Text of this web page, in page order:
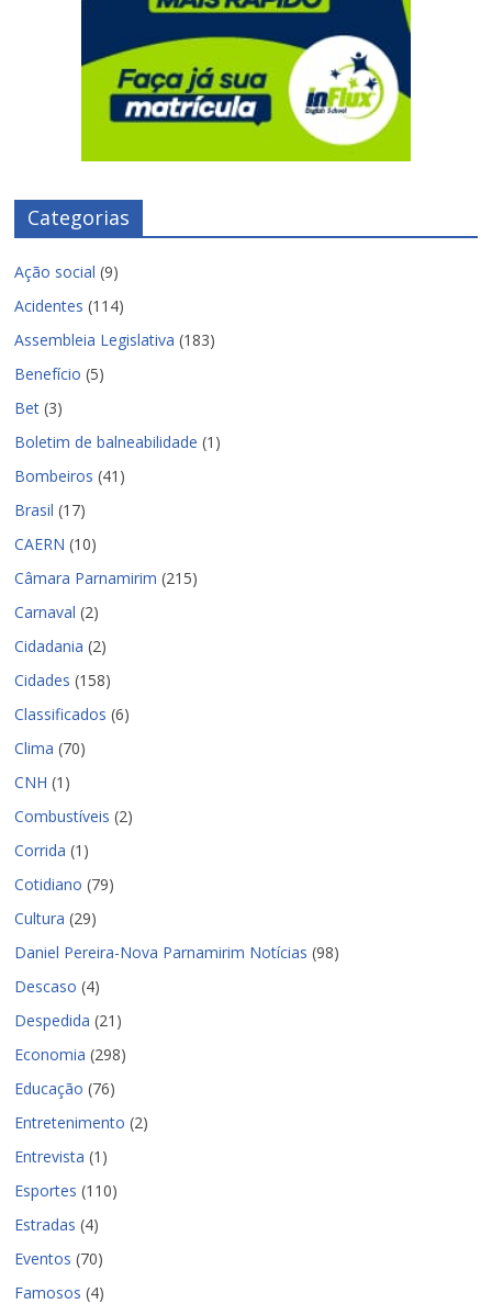
Categorias
Ação social (9)
Acidentes (114)
Assembleia Legislativa (183)
Benefício (5)
Bet (3)
Boletim de balneabilidade (1)
Bombeiros (41)
Brasil (17)
CAERN (10)
Câmara Parnamirim (215)
Carnaval (2)
Cidadania (2)
Cidades (158)
Classificados (6)
Clima (70)
CNH (1)
Combustíveis (2)
Corrida (1)
Cotidiano (79)
Cultura (29)
Daniel Pereira-Nova Parnamirim Notícias (98)
Descaso (4)
Despedida (21)
Economia (298)
Educação (76)
Entretenimento (2)
Entrevista (1)
Esportes (110)
Estradas (4)
Eventos (70)
Famosos (4)